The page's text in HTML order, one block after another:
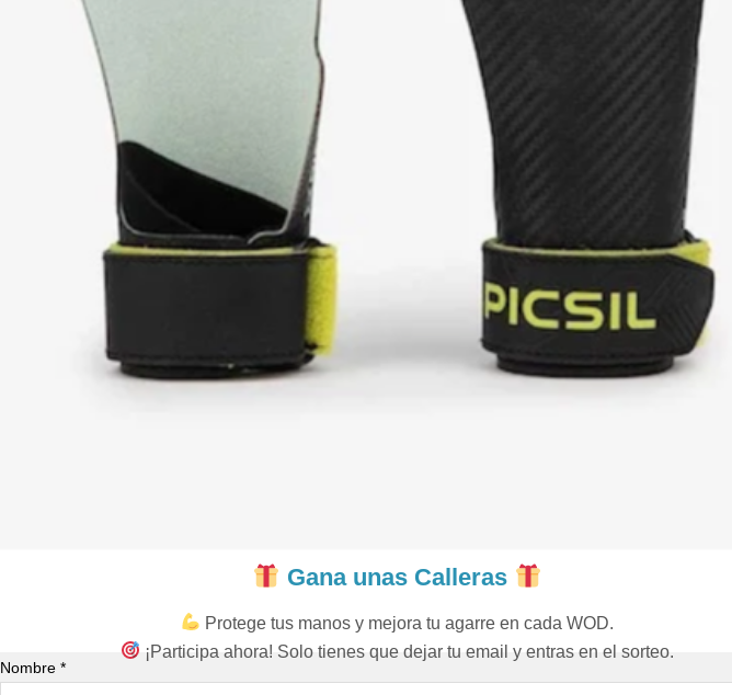
Gana unas Calleras
Protege tus manos y mejora tu agarre en cada WOD.
¡Participa ahora! Solo tienes que dejar tu email y entras en el sorteo.
Nombre *